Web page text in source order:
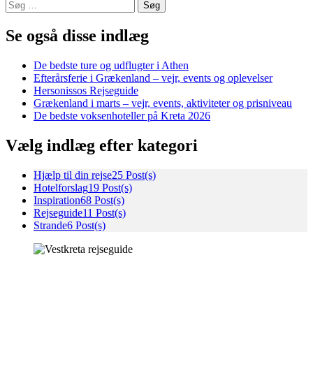
Søg
efter:
Se også disse indlæg
De bedste ture og udflugter i Athen
Efterårsferie i Grækenland – vejr, events og oplevelser
Hersonissos Rejseguide
Grækenland i marts – vejr, events, aktiviteter og prisniveau
De bedste voksenhoteller på Kreta 2026
Vælg indlæg efter kategori
Hjælp til din rejse25 Post(s)
Hotelforslag19 Post(s)
Inspiration68 Post(s)
Rejseguide11 Post(s)
Strande6 Post(s)